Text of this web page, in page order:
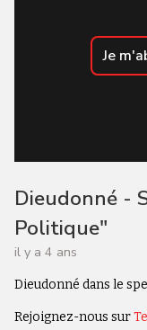
Je
Dieudonné -
Politique"
il y a 4 ans
Dieudonné dans le
Rejoignez-nous sur